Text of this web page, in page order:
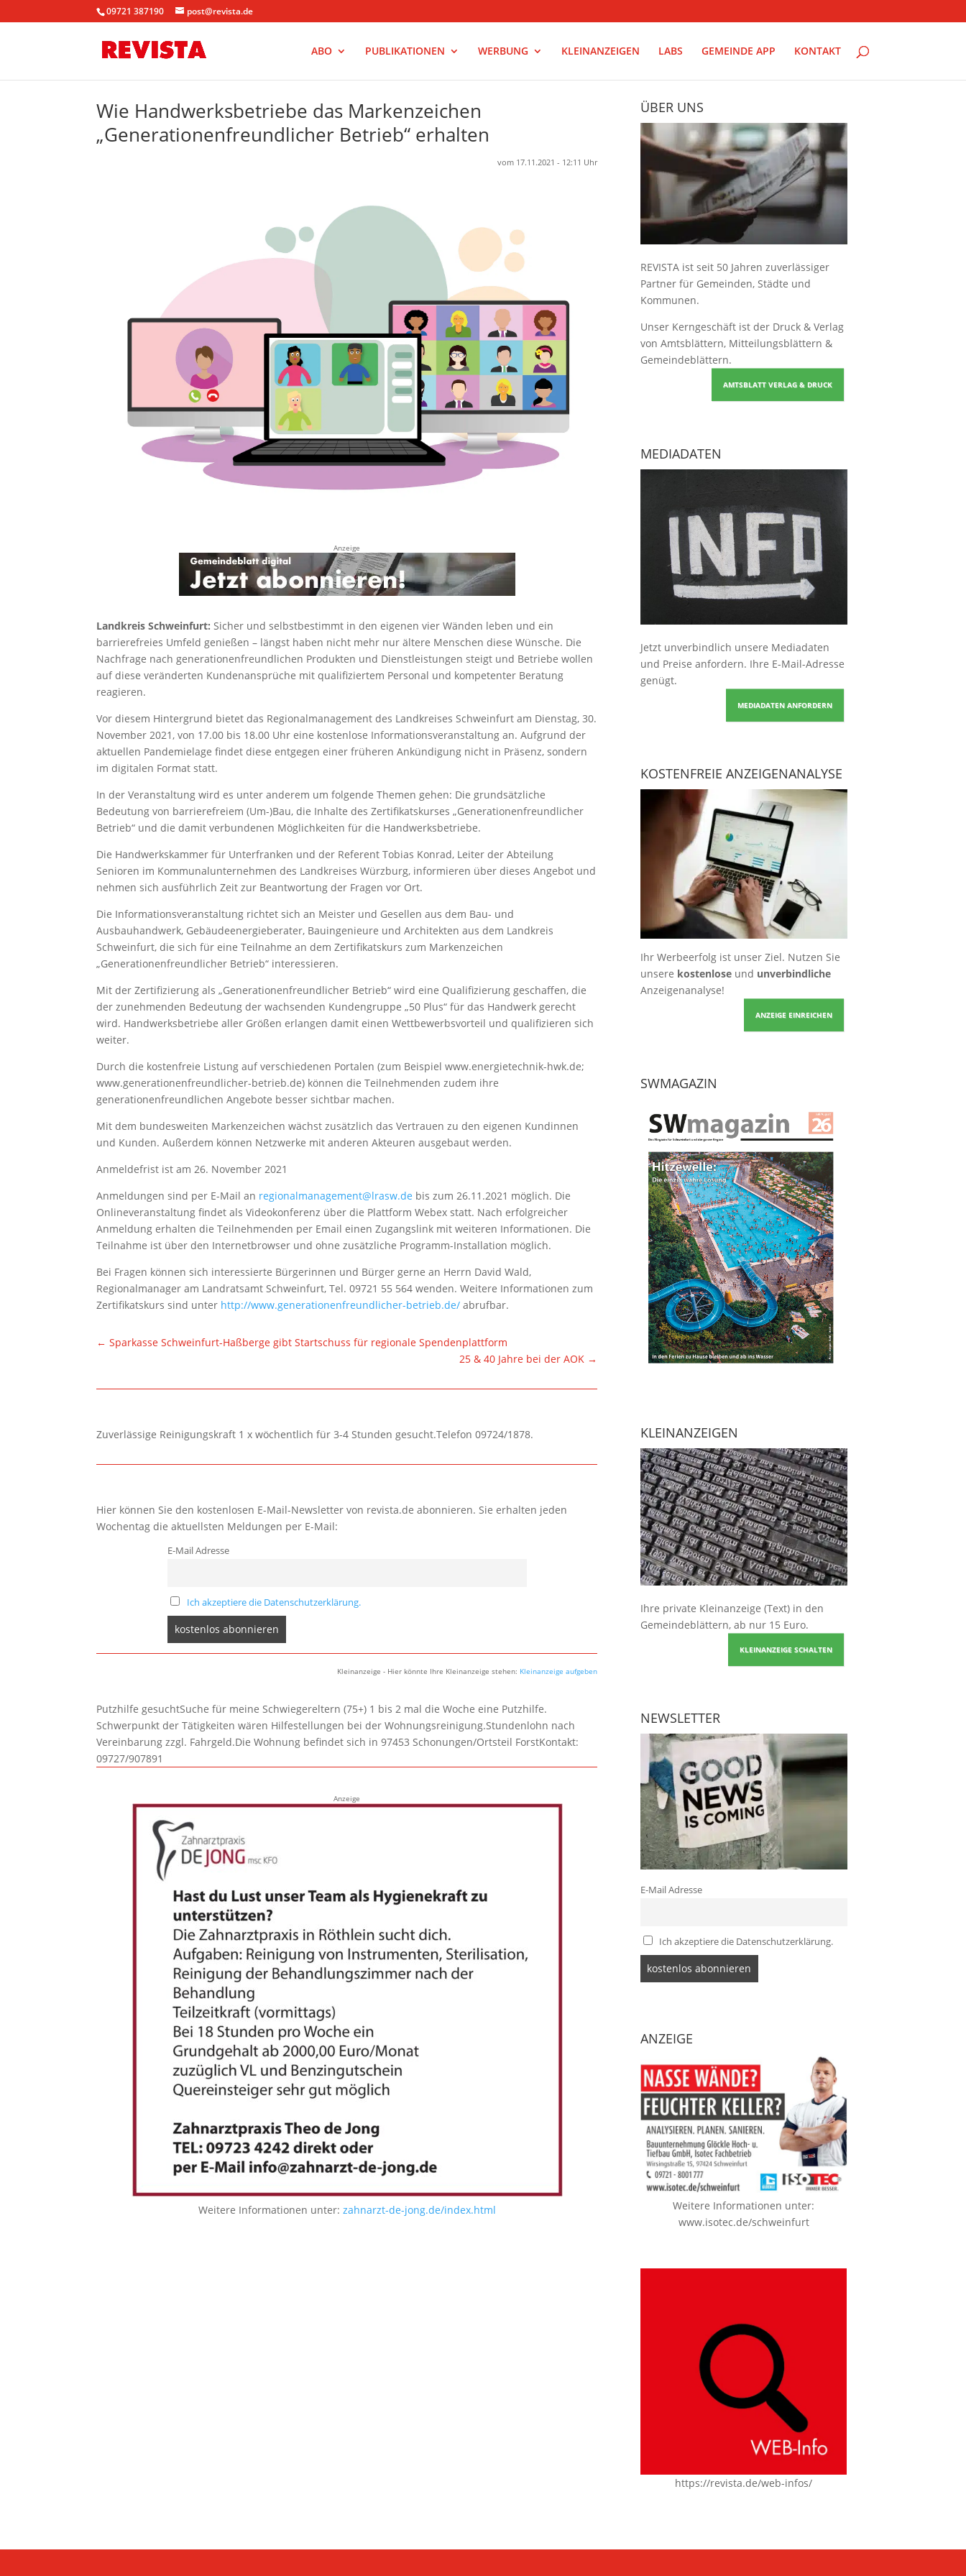
09721 387190 post@revista.de
ABO PUBLIKATIONEN WERBUNG KLEINANZEIGEN LABS GEMEINDE APP KONTAKT
Wie Handwerksbetriebe das Markenzeichen
„Generationenfreundlicher Betrieb“ erhalten
vom 17.11.2021 - 12:11 Uhr
Anzeige
Landkreis Schweinfurt: Sicher und selbstbestimmt in den eigenen vier Wänden leben und ein
barrierefreies Umfeld genießen – längst haben nicht mehr nur ältere Menschen diese Wünsche. Die
Nachfrage nach generationenfreundlichen Produkten und Dienstleistungen steigt und Betriebe wollen
auf diese veränderten Kundenansprüche mit qualifiziertem Personal und kompetenter Beratung
reagieren.
Vor diesem Hintergrund bietet das Regionalmanagement des Landkreises Schweinfurt am Dienstag, 30.
November 2021, von 17.00 bis 18.00 Uhr eine kostenlose Informationsveranstaltung an. Aufgrund der
aktuellen Pandemielage findet diese entgegen einer früheren Ankündigung nicht in Präsenz, sondern
im digitalen Format statt.
In der Veranstaltung wird es unter anderem um folgende Themen gehen: Die grundsätzliche
Bedeutung von barrierefreiem (Um-)Bau, die Inhalte des Zertifikatskurses „Generationenfreundlicher
Betrieb“ und die damit verbundenen Möglichkeiten für die Handwerksbetriebe.
Die Handwerkskammer für Unterfranken und der Referent Tobias Konrad, Leiter der Abteilung
Senioren im Kommunalunternehmen des Landkreises Würzburg, informieren über dieses Angebot und
nehmen sich ausführlich Zeit zur Beantwortung der Fragen vor Ort.
Die Informationsveranstaltung richtet sich an Meister und Gesellen aus dem Bau- und
Ausbauhandwerk, Gebäudeenergieberater, Bauingenieure und Architekten aus dem Landkreis
Schweinfurt, die sich für eine Teilnahme an dem Zertifikatskurs zum Markenzeichen
„Generationenfreundlicher Betrieb“ interessieren.
Mit der Zertifizierung als „Generationenfreundlicher Betrieb“ wird eine Qualifizierung geschaffen, die
der zunehmenden Bedeutung der wachsenden Kundengruppe „50 Plus“ für das Handwerk gerecht
wird. Handwerksbetriebe aller Größen erlangen damit einen Wettbewerbsvorteil und qualifizieren sich
weiter.
Durch die kostenfreie Listung auf verschiedenen Portalen (zum Beispiel www.energietechnik-hwk.de;
www.generationenfreundlicher-betrieb.de) können die Teilnehmenden zudem ihre
generationenfreundlichen Angebote besser sichtbar machen.
Mit dem bundesweiten Markenzeichen wächst zusätzlich das Vertrauen zu den eigenen Kundinnen
und Kunden. Außerdem können Netzwerke mit anderen Akteuren ausgebaut werden.
Anmeldefrist ist am 26. November 2021
Anmeldungen sind per E-Mail an regionalmanagement@lrasw.de bis zum 26.11.2021 möglich. Die
Onlineveranstaltung findet als Videokonferenz über die Plattform Webex statt. Nach erfolgreicher
Anmeldung erhalten die Teilnehmenden per Email einen Zugangslink mit weiteren Informationen. Die
Teilnahme ist über den Internetbrowser und ohne zusätzliche Programm-Installation möglich.
Bei Fragen können sich interessierte Bürgerinnen und Bürger gerne an Herrn David Wald,
Regionalmanager am Landratsamt Schweinfurt, Tel. 09721 55 564 wenden. Weitere Informationen zum
Zertifikatskurs sind unter http://www.generationenfreundlicher-betrieb.de/ abrufbar.
←Sparkasse Schweinfurt-Haßberge gibt Startschuss für regionale Spendenplattform
25 & 40 Jahre bei der AOK →
Zuverlässige Reinigungskraft 1 x wöchentlich für 3-4 Stunden gesucht.Telefon 09724/1878.
Hier können Sie den kostenlosen E-Mail-Newsletter von revista.de abonnieren. Sie erhalten jeden
Wochentag die aktuellsten Meldungen per E-Mail:
E-Mail Adresse
Ich akzeptiere die Datenschutzerklärung.
Kleinanzeige - Hier könnte Ihre Kleinanzeige stehen: Kleinanzeige aufgeben
Putzhilfe gesuchtSuche für meine Schwiegereltern (75+) 1 bis 2 mal die Woche eine Putzhilfe.
Schwerpunkt der Tätigkeiten wären Hilfestellungen bei der Wohnungsreinigung.Stundenlohn nach
Vereinbarung zzgl. Fahrgeld.Die Wohnung befindet sich in 97453 Schonungen/Ortsteil ForstKontakt:
09727/907891
Anzeige
Weitere Informationen unter: zahnarzt-de-jong.de/index.html
ÜBER UNS
REVISTA ist seit 50 Jahren zuverlässiger
Partner für Gemeinden, Städte und
Kommunen.
Unser Kerngeschäft ist der Druck & Verlag
von Amtsblättern, Mitteilungsblättern &
Gemeindeblättern.
AMTSBLATT VERLAG & DRUCK
MEDIADATEN
Jetzt unverbindlich unsere Mediadaten
und Preise anfordern. Ihre E-Mail-Adresse
genügt.
MEDIADATEN ANFORDERN
KOSTENFREIE ANZEIGENANALYSE
Ihr Werbeerfolg ist unser Ziel. Nutzen Sie
unsere kostenloseund unverbindliche
Anzeigenanalyse!
ANZEIGE EINREICHEN
SWMAGAZIN
KLEINANZEIGEN
Ihre private Kleinanzeige (Text) in den
Gemeindeblättern, ab nur 15 Euro.
KLEINANZEIGE SCHALTEN
NEWSLETTER
E-Mail Adresse
Ich akzeptiere die Datenschutzerklärung.
ANZEIGE
Weitere Informationen unter:
www.isotec.de/schweinfurt
https://revista.de/web-infos/